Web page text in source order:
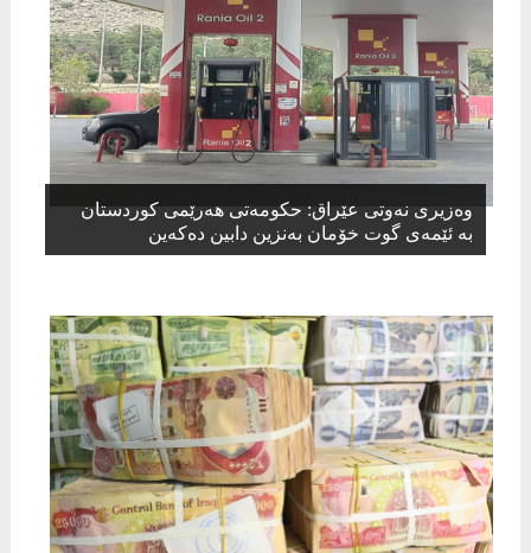
وەزیرى نەوتى عێراق: حکومەتى هەرێمى کوردستان
بە ئێمەى گوت خۆمان بەنزین دابین دەکەین